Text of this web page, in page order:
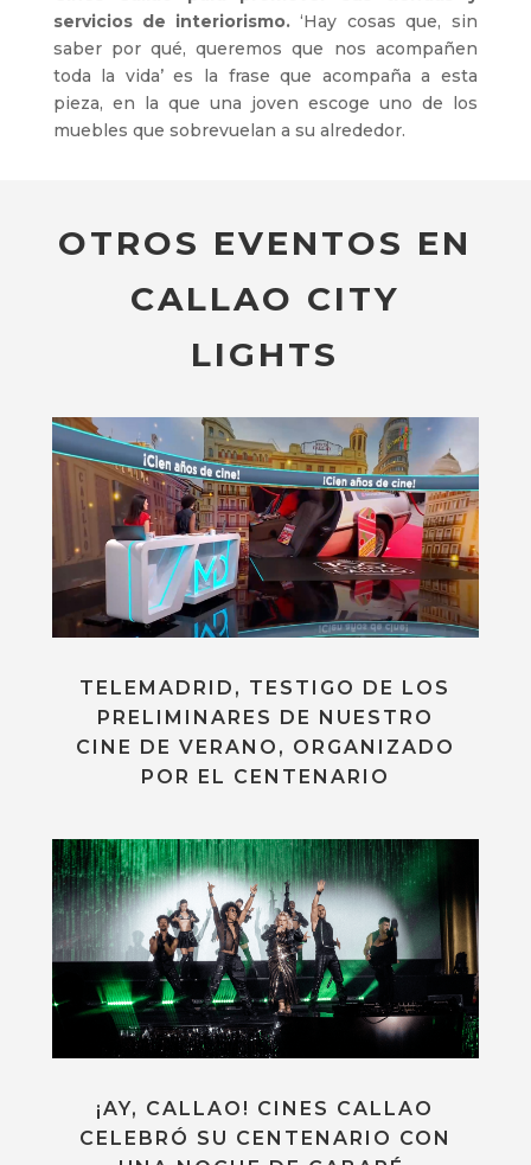
servicios de interiorismo.‘Hay cosas que, sin
saber por qué, queremos que nos acompañen
toda la vida’ es la frase que acompaña a esta
pieza, en la que una joven escoge uno de los
muebles que sobrevuelan a su alrededor.
OTROS EVENTOS EN
CALLAO CITY
LIGHTS
TELEMADRID, TESTIGO DE LOS
PRELIMINARES DE NUESTRO
CINE DE VERANO, ORGANIZADO
POR EL CENTENARIO
¡AY, CALLAO! CINES CALLAO
CELEBRÓ SU CENTENARIO CON